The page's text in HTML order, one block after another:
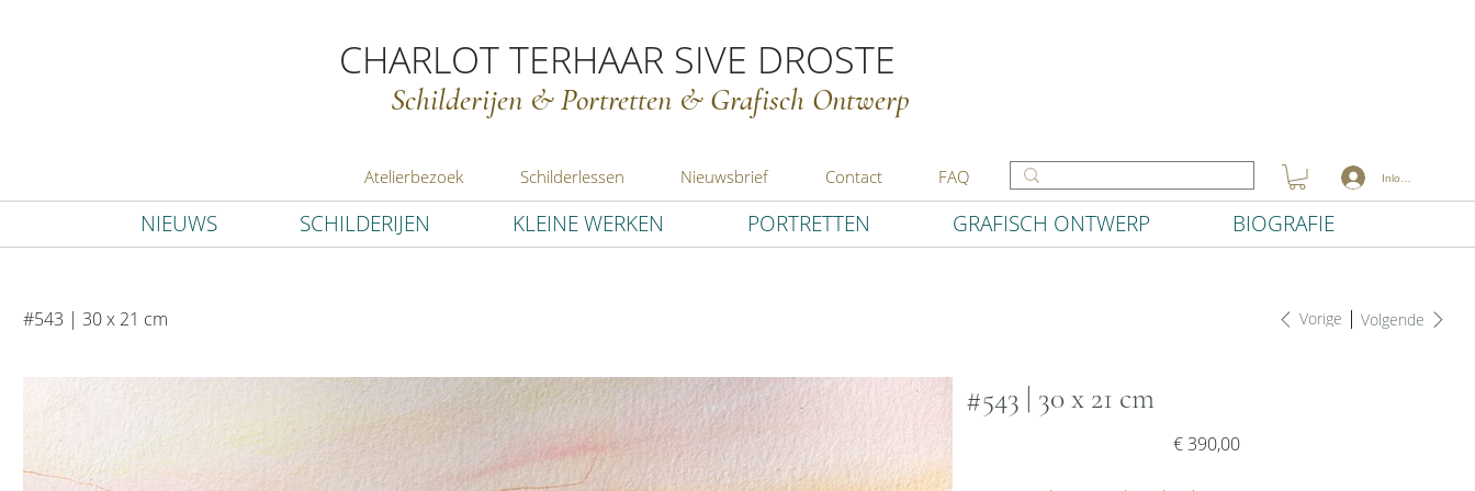
CHARLOT TERHAAR SIVE DROSTE
Schilderijen & Portretten & Grafisch Ontwerp
Atelierbezoek Schilderlessen Nieuwsbrief Contact FAQ Inloggen
NIEUWS SCHILDERIJEN KLEINE WERKEN PORTRETTEN GRAFISCH ONTWERP BIOGRAFIE
#543 | 30 x 21 cm Vorige Volgende
#543 | 30 x 21 cm
Prijs
€ 390,00